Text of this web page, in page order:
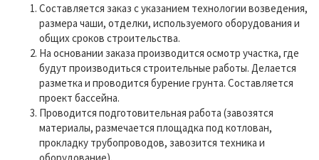
Составляется заказ с указанием технологии возведения,
размера чаши, отделки, используемого оборудования и
общих сроков строительства.
На основании заказа производится осмотр участка, где
будут производиться строительные работы. Делается
разметка и проводится бурение грунта. Составляется
проект бассейна.
Проводится подготовительная работа (завозятся
материалы, размечается площадка под котлован,
прокладку трубопроводов, завозится техника и
оборудование).